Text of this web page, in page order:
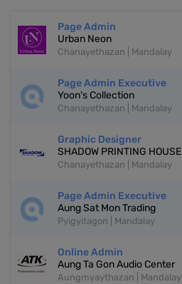
Page Admin
Urban Neon
Chanayethazan | Mandalay
Page Admin Executive
Yoon's Collection
Chanayethazan | Mandalay
Graphic Designer
SHADOW PRINTING HOUSE
Chanayethazan | Mandalay
Page Admin Executive
Aung Sat Mon Trading
Pyigyitagon | Mandalay
Online Admin
Aung Ta Gon Audio Center
Aungmyaythazan | Mandalay